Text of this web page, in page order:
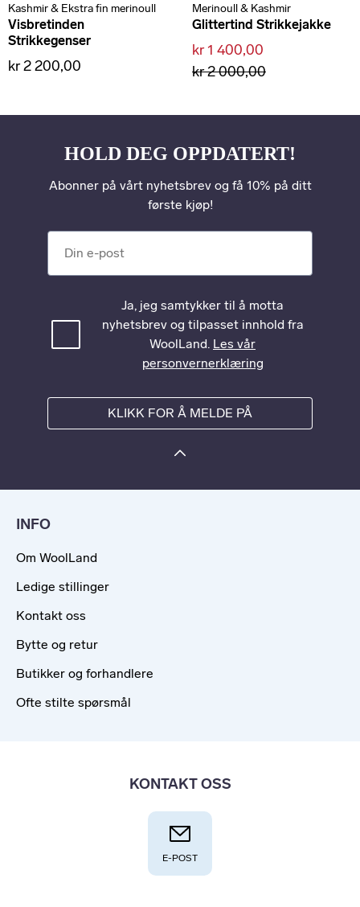
Kashmir & Ekstra fin merinoull
Visbretinden
Strikkegenser
kr 2 200,00
Merinoull & Kashmir
Glittertind Strikkejakke
kr 1 400,00
kr 2 000,00
HOLD DEG OPPDATERT!
Abonner på vårt nyhetsbrev og få 10% på ditt
første kjøp!
Ja, jeg samtykker til å motta
nyhetsbrev og tilpasset innhold fra
WoolLand. Les vår
personvernerklæring
KLIKK FOR Å MELDE PÅ
INFO
Om WoolLand
Ledige stillinger
Kontakt oss
Bytte og retur
Butikker og forhandlere
Ofte stilte spørsmål
KONTAKT OSS
E-POST